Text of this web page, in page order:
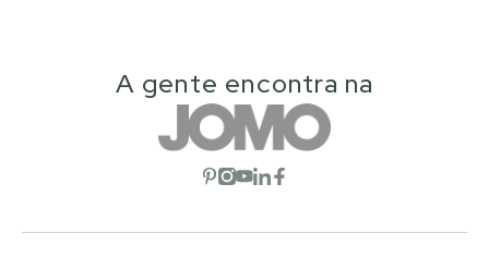
A gente encontra na
Abrir rede social
Abrir rede social
Abrir rede social
Abrir rede social
Abrir rede social